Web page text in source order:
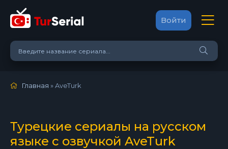
Войти
Главная » AveTurk
Турецкие сериалы на русском
языке с озвучкой AveTurk